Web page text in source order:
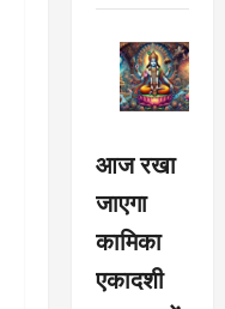
आज रखा
जाएगा
कामिका
एकादशी